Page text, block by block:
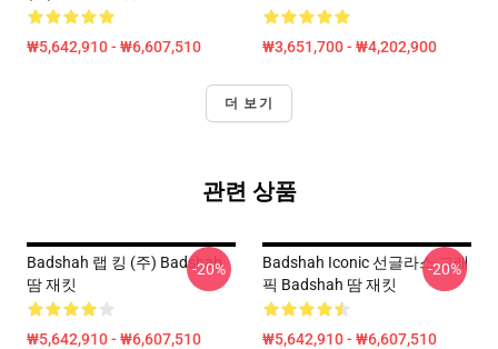
₩5,642,910 - ₩6,607,510 ₩3,651,700 - ₩4,202,900
더 보기
관련 상품
Badshah 랩 킹 (주) Badshah
땀 재킷
₩5,642,910 - ₩6,607,510
-20%
Badshah Iconic 선글라스 그래
픽 Badshah 땀 재킷
₩5,642,910 - ₩6,607,510
-20%